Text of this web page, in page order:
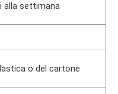
alla settimana
o del cartone